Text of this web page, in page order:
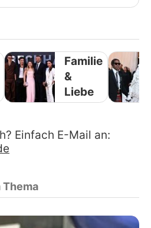
Familie
&
Liebe
Einfach E-Mail an: